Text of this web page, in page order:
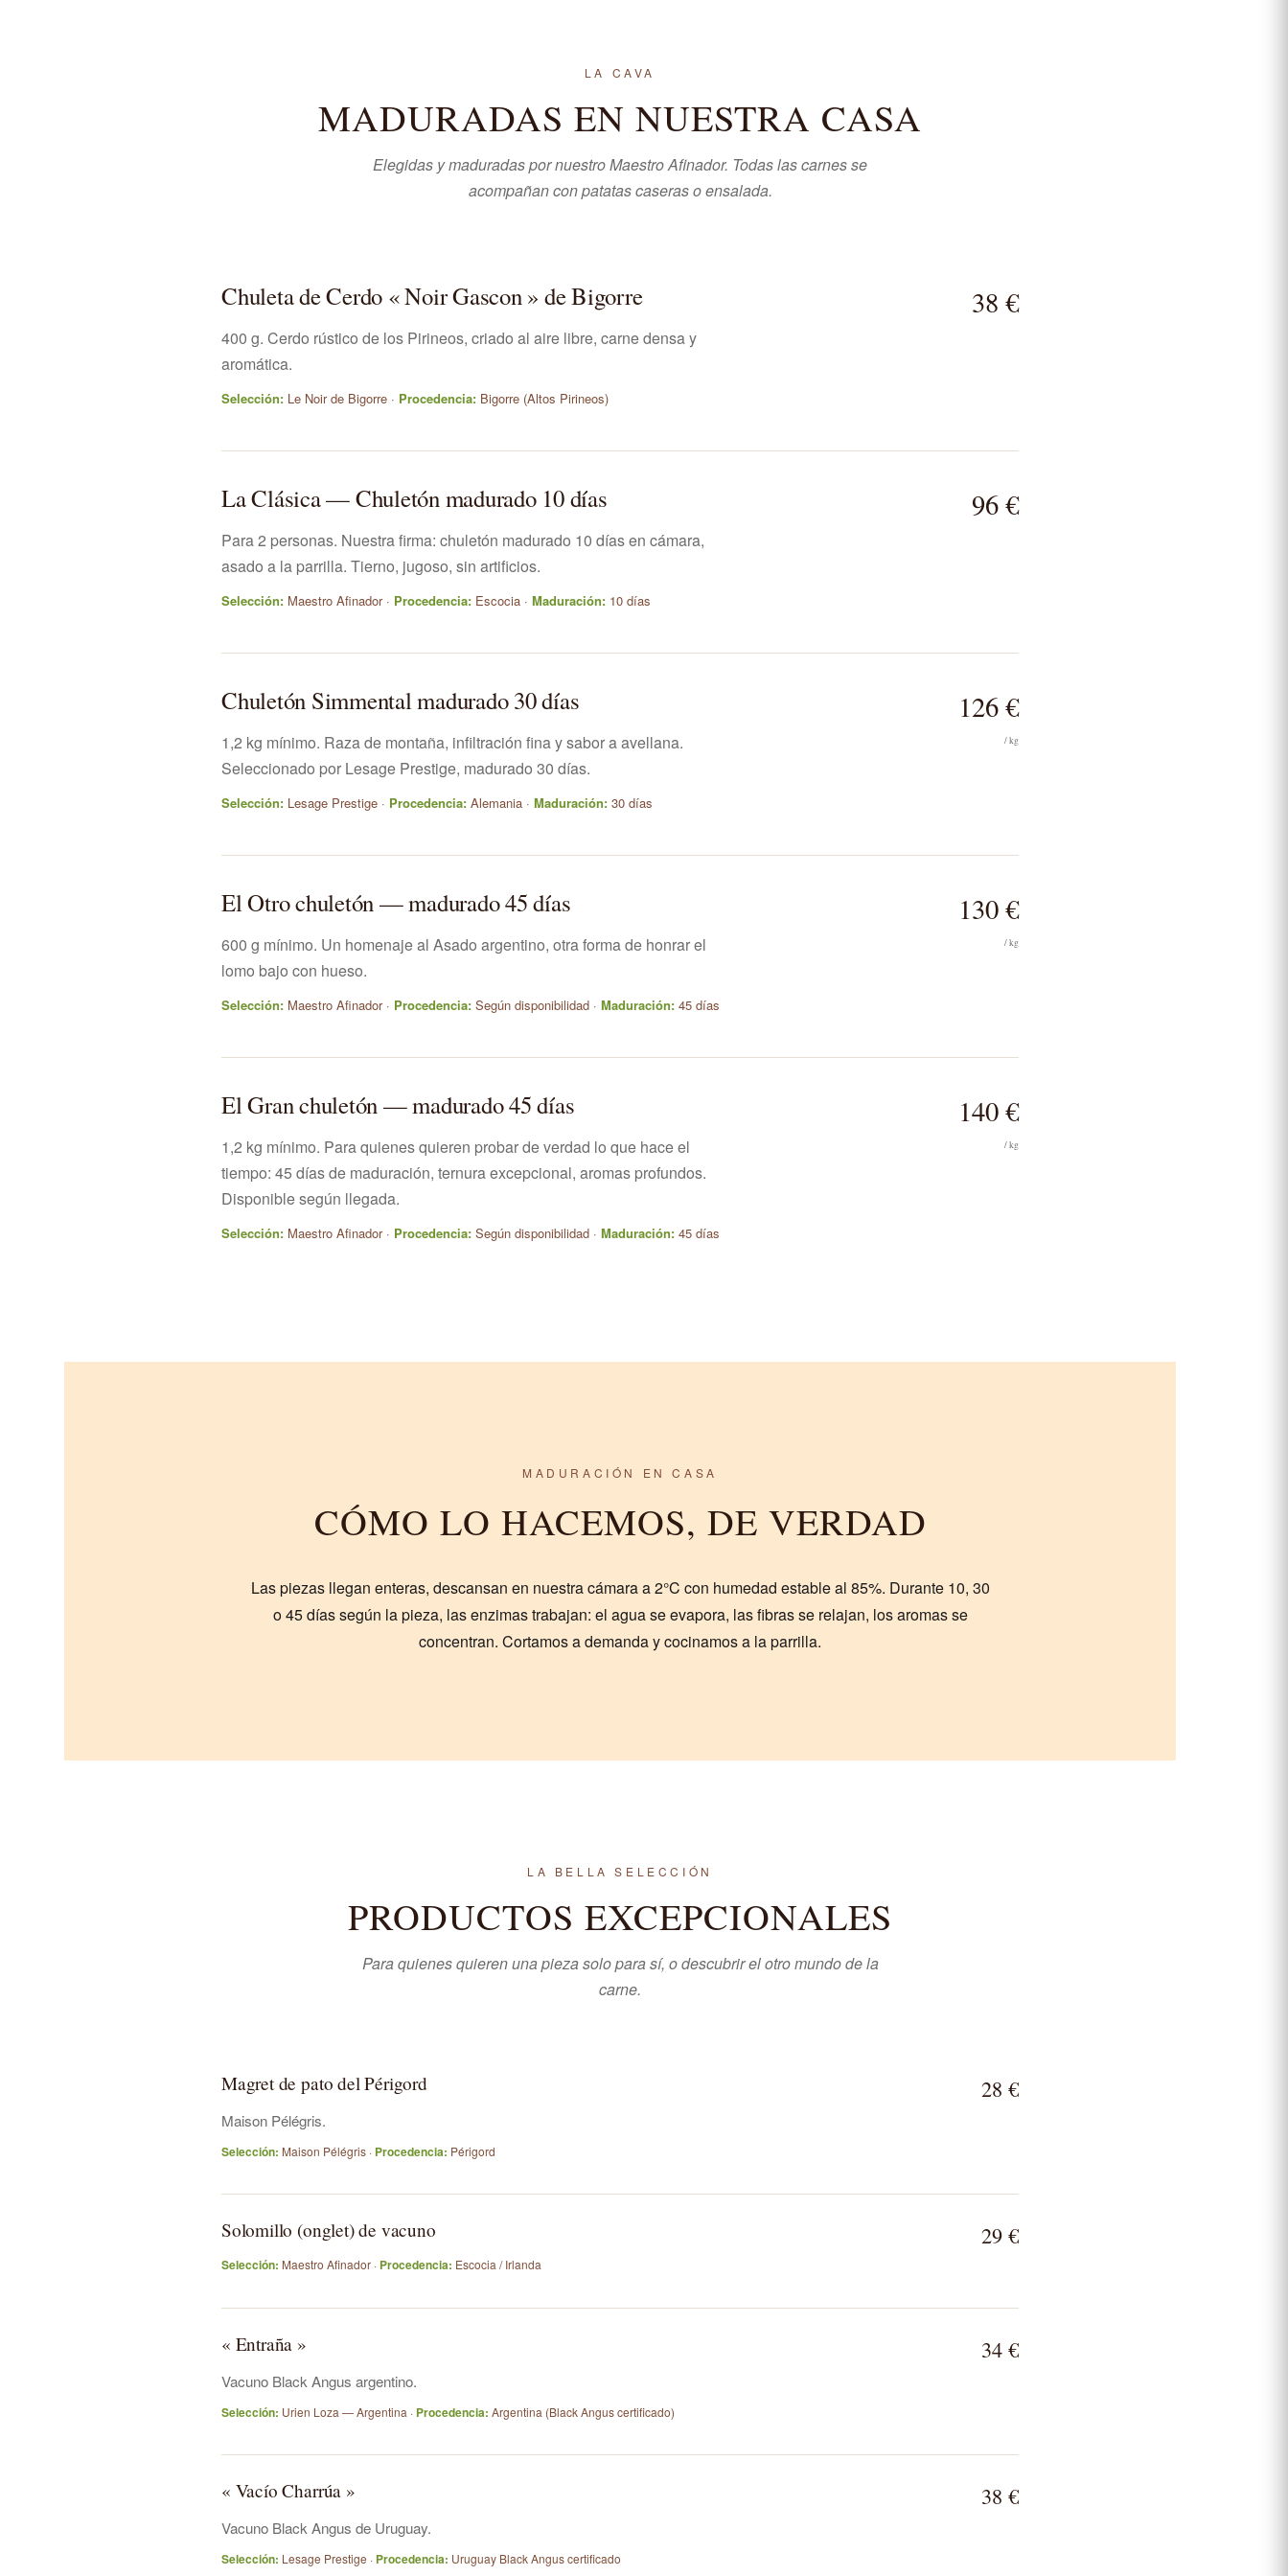
LA CAVA
MADURADAS EN NUESTRA CASA
Elegidas y maduradas por nuestro Maestro Afinador. Todas las carnes se
acompañan con patatas caseras o ensalada.
Chuleta de Cerdo « Noir Gascon » de Bigorre
400 g. Cerdo rústico de los Pirineos, criado al aire libre, carne densa y
aromática.
Selección: Le Noir de Bigorre · Procedencia: Bigorre (Altos Pirineos)
38 €
La Clásica — Chuletón madurado 10 días
Para 2 personas. Nuestra firma: chuletón madurado 10 días en cámara,
asado a la parrilla. Tierno, jugoso, sin artificios.
Selección: Maestro Afinador · Procedencia: Escocia · Maduración: 10 días
96 €
Chuletón Simmental madurado 30 días
1,2 kg mínimo. Raza de montaña, infiltración fina y sabor a avellana.
Seleccionado por Lesage Prestige, madurado 30 días.
Selección: Lesage Prestige · Procedencia: Alemania · Maduración: 30 días
126 €
/ kg
El Otro chuletón — madurado 45 días
600 g mínimo. Un homenaje al Asado argentino, otra forma de honrar el
lomo bajo con hueso.
Selección: Maestro Afinador · Procedencia: Según disponibilidad · Maduración: 45 días
130 €
/ kg
El Gran chuletón — madurado 45 días
1,2 kg mínimo. Para quienes quieren probar de verdad lo que hace el
tiempo: 45 días de maduración, ternura excepcional, aromas profundos.
Disponible según llegada.
Selección: Maestro Afinador · Procedencia: Según disponibilidad · Maduración: 45 días
140 €
/ kg
MADURACIÓN EN CASA
CÓMO LO HACEMOS, DE VERDAD
Las piezas llegan enteras, descansan en nuestra cámara a 2°C con humedad estable al 85%. Durante 10, 30
o 45 días según la pieza, las enzimas trabajan: el agua se evapora, las fibras se relajan, los aromas se
concentran. Cortamos a demanda y cocinamos a la parrilla.
LA BELLA SELECCIÓN
PRODUCTOS EXCEPCIONALES
Para quienes quieren una pieza solo para sí, o descubrir el otro mundo de la
carne.
Magret de pato del Périgord
Maison Pélégris.
Selección: Maison Pélégris · Procedencia: Périgord
28 €
Solomillo (onglet) de vacuno
Selección: Maestro Afinador · Procedencia: Escocia / Irlanda
29 €
« Entraña »
Vacuno Black Angus argentino.
Selección: Urien Loza — Argentina · Procedencia: Argentina (Black Angus certificado)
34 €
« Vacío Charrúa »
Vacuno Black Angus de Uruguay.
Selección: Lesage Prestige · Procedencia: Uruguay Black Angus certificado
38 €